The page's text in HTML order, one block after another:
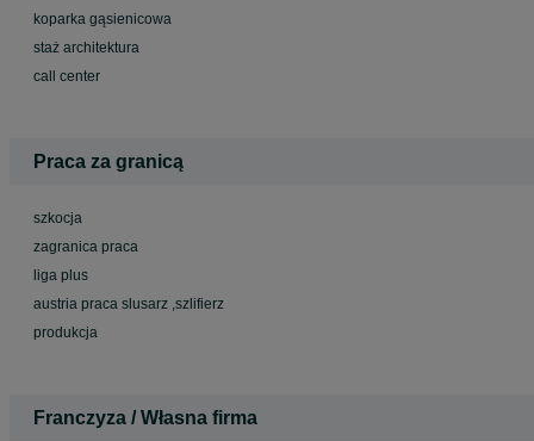
koparka gąsienicowa
staż architektura
call center
Praca za granicą
szkocja
zagranica praca
liga plus
austria praca slusarz ,szlifierz
produkcja
Franczyza / Własna firma